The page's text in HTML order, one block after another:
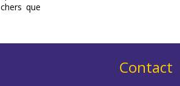
que
Contact